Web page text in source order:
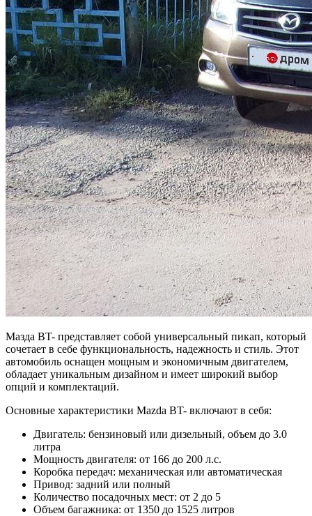
Мазда BT- представляет собой универсальный пикап, который
сочетает в себе функциональность, надежность и стиль. Этот
автомобиль оснащен мощным и экономичным двигателем,
обладает уникальным дизайном и имеет широкий выбор
опций и комплектаций.
Основные характеристики Mazda BT- включают в себя:
Двигатель: бензиновый или дизельный, объем до 3.0
литра
Мощность двигателя: от 166 до 200 л.с.
Коробка передач: механическая или автоматическая
Привод: задний или полный
Количество посадочных мест: от 2 до 5
Объем багажника: от 1350 до 1525 литров